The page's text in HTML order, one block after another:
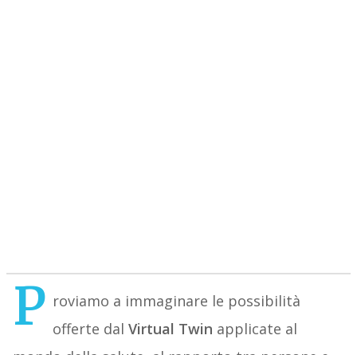
P roviamo a immaginare le possibilità
offerte dal Virtual Twin applicate al